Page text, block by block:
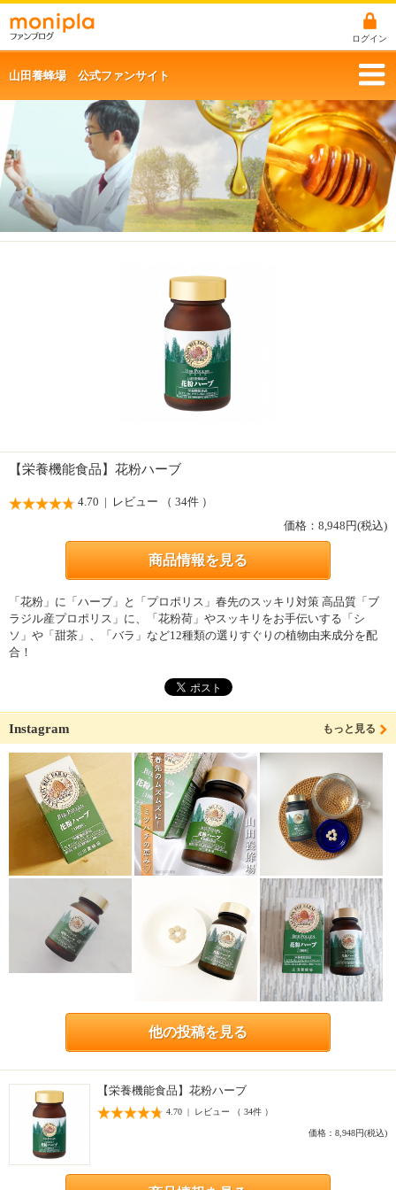
ログイン
山田養蜂場 公式ファンサイト
【栄養機能食品】花粉ハーブ
4.70 | レビュー （ 34件 ）
価格： 8,948円(税込)
商品情報を見る
「花粉」に「ハーブ」と「プロポリス」春先のスッキリ対策 高品質「ブ
ラジル産プロポリス」に、「花粉荷」やスッキリをお手伝いする「シ
ソ」や「甜茶」、「バラ」など12種類の選りすぐりの植物由来成分を配
合！
Instagram もっと見る
他の投稿を見る
【栄養機能食品】花粉ハーブ
4.70 | レビュー （ 34件 ）
価格：8,948円(税込)